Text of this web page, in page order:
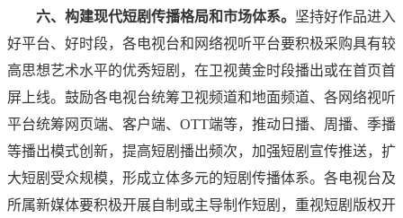
六、构建现代短剧传播格局和市场体系。 坚持好作品进入
好平台、好时段，各电视台和网络视听平台要积极采购具有较
高思想艺术水平的优秀短剧，在卫视黄金时段播出或在首页首
屏上线。鼓励各电视台统筹卫视频道和地面频道、各网络视听
平台统筹网页端、客户端、OTT端等，推动日播、周播、季播
等播出模式创新，提高短剧播出频次，加强短剧宣传推送，扩
大短剧受众规模，形成立体多元的短剧传播体系。各电视台及
所属新媒体要积极开展自制或主导制作短剧，重视短剧版权开